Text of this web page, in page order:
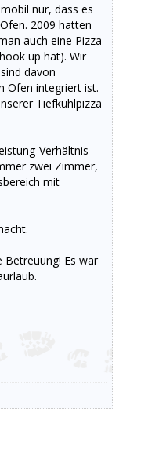
nur, dass es
2009 hatten
auch eine Pizza
up hat). Wir
davon
Ofen integriert ist.
Tiefkühlpizza
Verhältnis
zwei Zimmer,
mit
Betreuung! Es war